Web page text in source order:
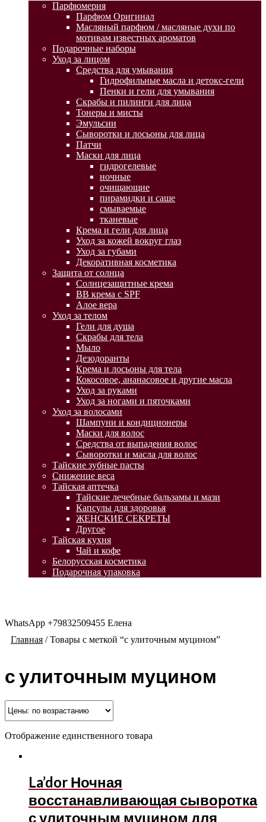
Парфюмерия
Парфюм Оригинал
Масляный парфюм / масляные духи по
мотивам известных ароматов
Подарочные наборы
Уход за лицом
Средства для умывания
Гидрофильные масла и детокс-гели
Пенки и гели для умывания
Скрабы и пилинги для лица
Тонеры и мисты
Эмульсии
Сыворотки и лосьоны для лица
Патчи
Маски для лица
гидрогелевые
ночные
очищающие
пирамидки и саше
смываемые
тканевые
Крема и гели для лица
Уход за кожей вокруг глаз
Уход за губами
Декоративная косметика
Защита от солнца
Солнцезащитные крема
BB крема с SPF
Алое вера
Уход за телом
Гели для душа
Скрабы для тела
Мыло
Дезодоранты
Крема и лосьоны для тела
Кокосовое, ананасовое и другие масла
Уход за руками
Уход за ногами и пяточками
Уход за волосами
Шампуни и кондиционеры
Маски для волос
Средства от выпадения волос
Сыворотки и масла для волос
Тайские зубные пасты
Снижение веса
Тайская аптечка
Тайские лечебные бальзамы и мази
Капсулы для здоровья
ЖЕНСКИЕ СЕКРЕТЫ
Другое
Тайская кухня
Чай и кофе
Белорусская косметика
Подарочная упаковка
WhatsApp +79832509455 Елена
Главная /Товары с меткой “с улиточным муцином”
с улиточным муцином
Отображение единственного товара
La’dor Ночная
восстанавливающая сыворотка
с улиточным муцином для